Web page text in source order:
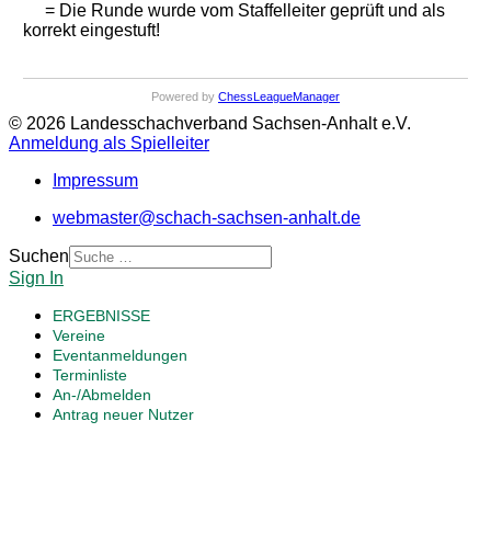
= Die Runde wurde vom Staffelleiter geprüft und als
korrekt eingestuft!
Powered by ChessLeagueManager
© 2026 Landesschachverband Sachsen-Anhalt e.V.
Anmeldung als Spielleiter
Impressum
webmaster@schach-sachsen-anhalt.de
Suchen
Sign In
ERGEBNISSE
Vereine
Eventanmeldungen
Terminliste
An-/Abmelden
Antrag neuer Nutzer